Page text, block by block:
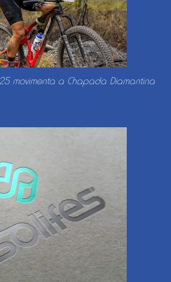
movimenta a Chapada Diamantina